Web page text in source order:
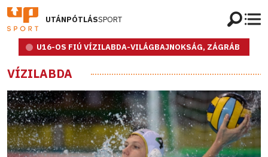
UTÁNPÓTLÁSSPORT
U16-OS FIÚ VÍZILABDA-VILÁGBAJNOKSÁG, ZÁGRÁB
VÍZILABDA